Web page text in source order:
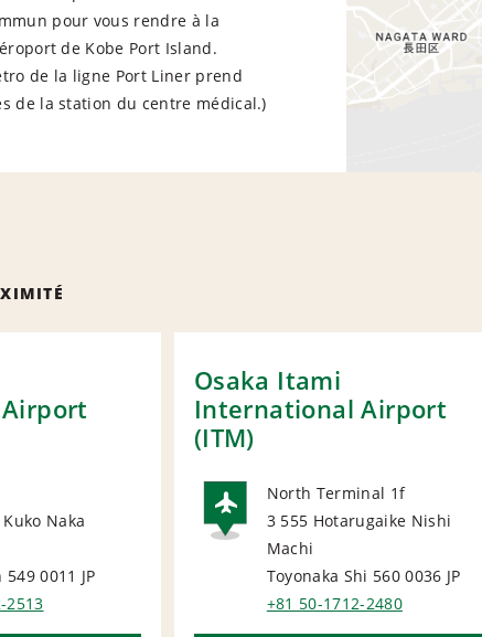
pour vous rendre à la
de Kobe Port Island.
de la ligne Port Liner prend
de la station du centre médical.)
Naka
0011 JP
2513
Osaka Itami
International Airport
(ITM)
AIRPORT
North Terminal 1f
3 555 Hotarugaike Nishi
Machi
Toyonaka Shi 560 0036 JP
+81 50-1712-2480